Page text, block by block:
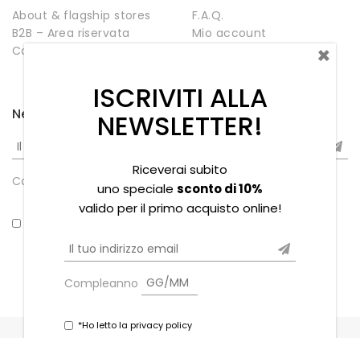
About & flagship stores
B2B – Area riservata
Contatti
F.A.Q.
Mio account
Newsletter
Compleanno
ISCRIVITI ALLA
NEWSLETTER!
Riceverai subito
uno speciale sconto di 10%
valido per il primo acquisto online!
Compleanno
*Ho letto la privacy policy
×